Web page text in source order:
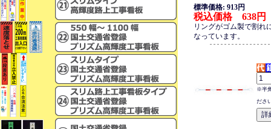
標準価格: 913円
税込価格 638円
リングがゴム製で割れ
なっています。
※半
ださ